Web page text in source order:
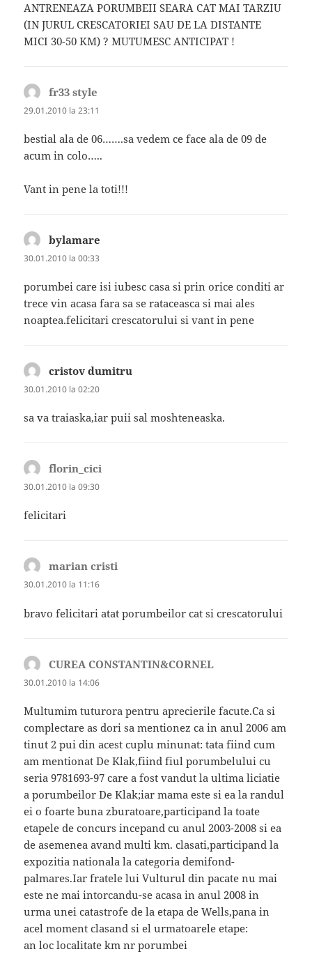
ANTRENEAZA PORUMBEII SEARA CAT MAI TARZIU
(IN JURUL CRESCATORIEI SAU DE LA DISTANTE
MICI 30-50 KM) ? MUTUMESC ANTICIPAT !
fr33 style
29.01.2010 la 23:11
bestial ala de 06…….sa vedem ce face ala de 09 de
acum in colo…..
Vant in pene la toti!!!
bylamare
30.01.2010 la 00:33
porumbei care isi iubesc casa si prin orice conditi ar
trece vin acasa fara sa se rataceasca si mai ales
noaptea.felicitari crescatorului si vant in pene
cristov dumitru
30.01.2010 la 02:20
sa va traiaska,iar puii sal moshteneaska.
florin_cici
30.01.2010 la 09:30
felicitari
marian cristi
30.01.2010 la 11:16
bravo felicitari atat porumbeilor cat si crescatorului
CUREA CONSTANTIN&CORNEL
30.01.2010 la 14:06
Multumim tuturora pentru aprecierile facute.Ca si
complectare as dori sa mentionez ca in anul 2006 am
tinut 2 pui din acest cuplu minunat: tata fiind cum
am mentionat De Klak,fiind fiul porumbelului cu
seria 9781693-97 care a fost vandut la ultima liciatie
a porumbeilor De Klak;iar mama este si ea la randul
ei o foarte buna zburatoare,participand la toate
etapele de concurs incepand cu anul 2003-2008 si ea
de asemenea avand multi km. clasati,participand la
expozitia nationala la categoria demifond-
palmares.Iar fratele lui Vulturul din pacate nu mai
este ne mai intorcandu-se acasa in anul 2008 in
urma unei catastrofe de la etapa de Wells,pana in
acel moment clasand si el urmatoarele etape:
an loc localitate km nr porumbei